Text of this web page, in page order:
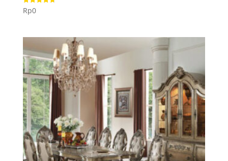
Dinilai
4.75
Rp0